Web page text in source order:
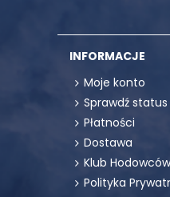
INFORMACJE
Moje konto
Sprawdź
Płatności
Dostawa
Klub Hodowców
Polityka